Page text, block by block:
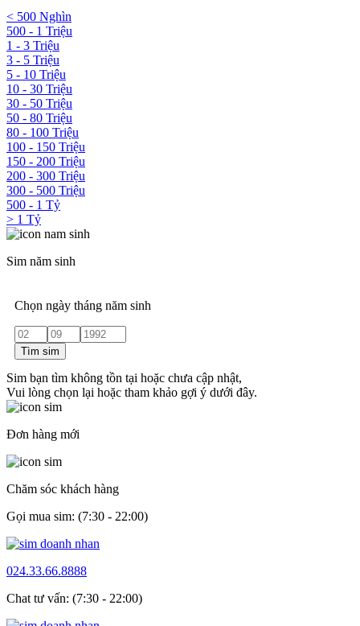
< 500 Nghìn
500 - 1 Triệu
1 - 3 Triệu
3 - 5 Triệu
5 - 10 Triệu
10 - 30 Triệu
30 - 50 Triệu
50 - 80 Triệu
80 - 100 Triệu
100 - 150 Triệu
150 - 200 Triệu
200 - 300 Triệu
300 - 500 Triệu
500 - 1 Tỷ
> 1 Tỷ
Sim năm sinh
Chọn ngày tháng năm sinh
Tìm sim
Sim bạn tìm không tồn tại hoặc chưa cập nhật,
Vui lòng chọn lại hoặc tham khảo gợi ý dưới đây.
Đơn hàng mới
Chăm sóc khách hàng
Gọi mua sim: (7:30 - 22:00)
024.33.66.8888
Chat tư vấn: (7:30 - 22:00)